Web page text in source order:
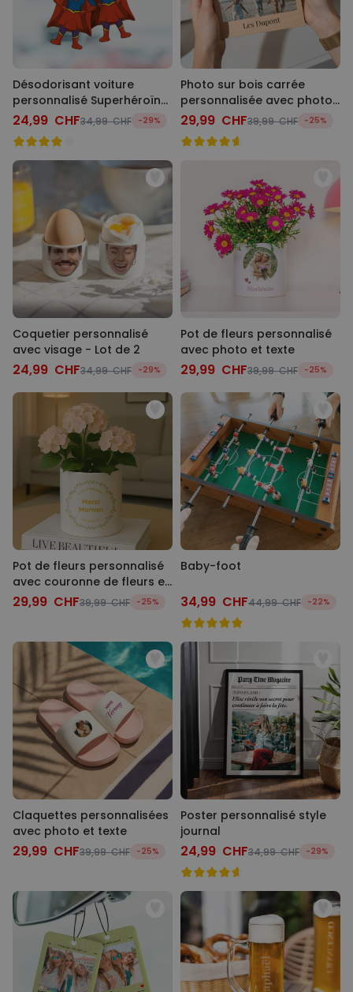
Désodorisant voiture
personnalisé Superhéroïne
avec visage - Lot de 2
24,99 CHF34,99 CHF -29%
Photo sur bois carrée
personnalisée avec photo
et texte
29,99 CHF39,99 CHF -25%
Coquetier personnalisé
avec visage - Lot de 2
24,99 CHF34,99 CHF -29%
Pot de fleurs personnalisé
avec photo et texte
29,99 CHF39,99 CHF -25%
Pot de fleurs personnalisé
avec couronne de fleurs et
texte
29,99 CHF39,99 CHF -25%
Baby-foot
34,99 CHF44,99 CHF -22%
Claquettes personnalisées
avec photo et texte
29,99 CHF39,99 CHF -25%
Poster personnalisé style
journal
24,99 CHF34,99 CHF -29%